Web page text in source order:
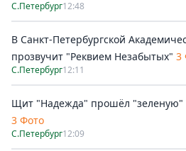
С.Петербург12:48
В Санкт-Петербургской
прозвучит "Реквием Незабытых" 3
С.Петербург12:11
Щит "Надежда" прошёл "зеленую"
3 Фото
С.Петербург12:09